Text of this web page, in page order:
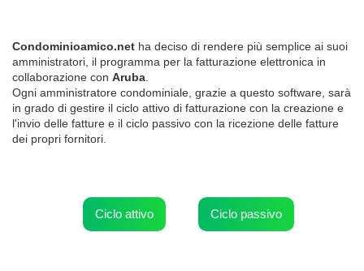
Condominioamico.net ha deciso di rendere più semplice ai suoi
amministratori, il programma per la fatturazione elettronica in
collaborazione con Aruba
Ogni amministratore condominiale, grazie a questo software, sarà
in grado di gestire il ciclo attivo di fatturazione con la creazione e
l'invio delle fatture e il ciclo passivo con la ricezione delle fatture
dei propri fornitori.
Ciclo attivo Ciclo passivo